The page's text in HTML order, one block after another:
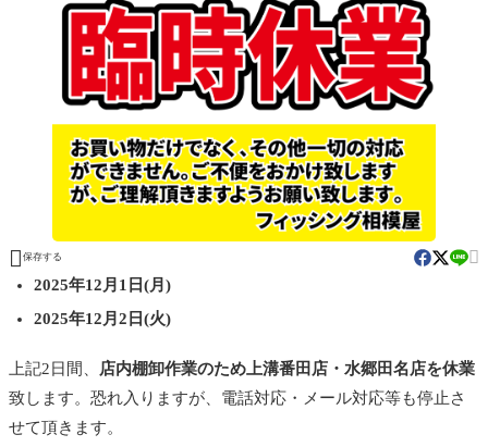
 保存する 
2025年12月1日(月)
2025年12月2日(火)
上記2日間、 店内棚卸作業のため上溝番田店・水郷田名店を休業
致します。恐れ入りますが、電話対応・メール対応等も停止さ
せて頂きます。